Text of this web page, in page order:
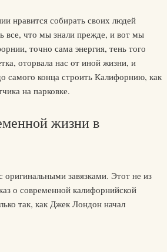
нравится собирать своих людей
все, что мы знали прежде, и вот мы
точно сама энергия, тень того
оторвала нас от иной жизни, и
самого конца строить Калифорнию, как
на парковке.
жизни в
оригинальными завязками. Этот не из
о современной калифорнийской
так, как Джек Лондон начал